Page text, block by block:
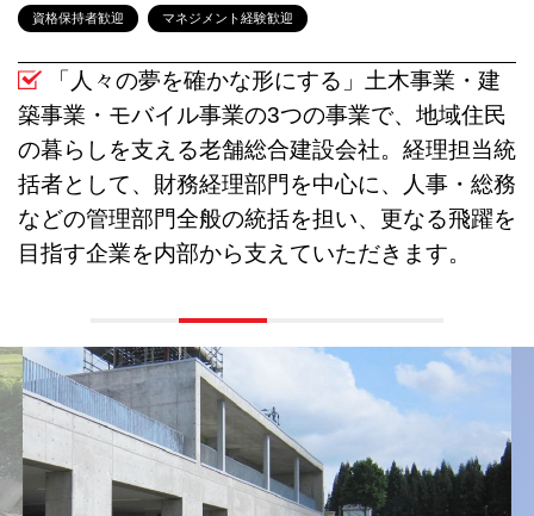
資格保持者歓迎 マネジメント経験歓迎
「人々の夢を確かな形にする」土木事業・建
築事業・モバイル事業の3つの事業で、地域住民
の暮らしを支える老舗総合建設会社。経理担当統
括者として、財務経理部門を中心に、人事・総務
などの管理部門全般の統括を担い、更なる飛躍を
目指す企業を内部から支えていただきます。